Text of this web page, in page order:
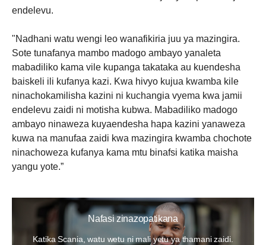
endelevu.
"Nadhani watu wengi leo wanafikiria juu ya mazingira.
Sote tunafanya mambo madogo ambayo yanaleta
mabadiliko kama vile kupanga takataka au kuendesha
baiskeli ili kufanya kazi. Kwa hivyo kujua kwamba kile
ninachokamilisha kazini ni kuchangia vyema kwa jamii
endelevu zaidi ni motisha kubwa. Mabadiliko madogo
ambayo ninaweza kuyaendesha hapa kazini yanaweza
kuwa na manufaa zaidi kwa mazingira kwamba chochote
ninachoweza kufanya kama mtu binafsi katika maisha
yangu yote.”
Nafasi zinazopatikana
Katika Scania, watu wetu ni mali yetu ya thamani zaidi.